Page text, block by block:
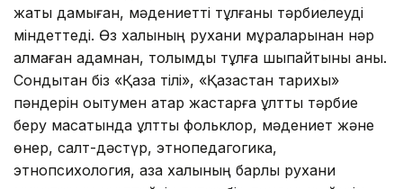
жақты дамыған, мәдениетті тұлғаны тәрбиелеуді
міндеттеді. Өз халқының рухани мұраларынан нәр
алмаған адамнан, толымды тұлға шықпайтыны анық.
Сондықтан біз «Қазақ тілі», «Қазақстан тарихы»
пәндерін оқытумен қатар жастарға ұлттық тәрбие
беру мақсатында ұлттық фольклор, мәдениет және
өнер, салт-дәстүр, этнопедагогика,
этнопсихология, қазақ халқының барлық рухани